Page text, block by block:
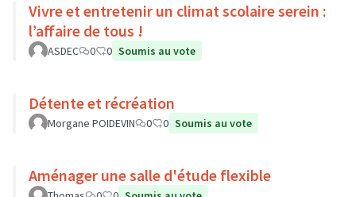
Vivre et entretenir un climat scolaire serein :
l’affaire de tous !
ASDEC 0 0 Soumis au vote
Détente et récréation
Morgane POIDEVIN 0 0 Soumis au vote
Aménager une salle d'étude flexible